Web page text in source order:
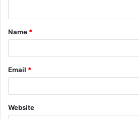
t
*
Name *
Email *
Website